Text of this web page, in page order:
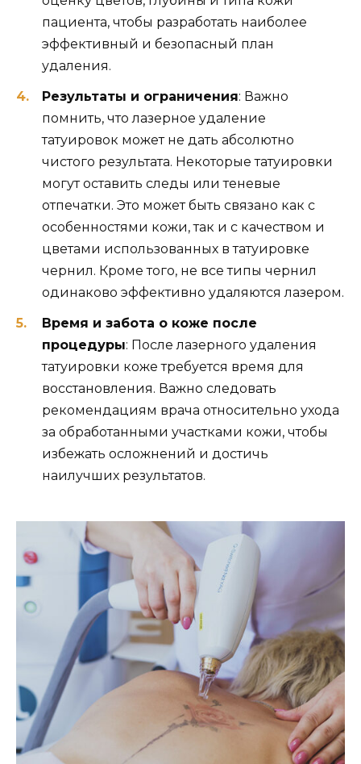
пациента, чтобы разработать наиболее
эффективный и безопасный план
удаления.
Результаты и ограничения: Важно
помнить, что лазерное удаление
татуировок может не дать абсолютно
чистого результата. Некоторые татуировки
могут оставить следы или теневые
отпечатки. Это может быть связано как с
особенностями кожи, так и с качеством и
цветами использованных в татуировке
чернил. Кроме того, не все типы чернил
одинаково эффективно удаляются лазером.
Время и забота о коже после
процедуры: После лазерного удаления
татуировки коже требуется время для
восстановления. Важно следовать
рекомендациям врача относительно ухода
за обработанными участками кожи, чтобы
избежать осложнений и достичь
наилучших результатов.